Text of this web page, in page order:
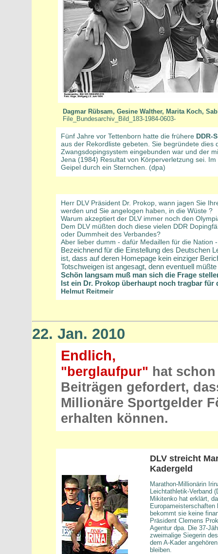
Dagmar Rübsam, Gesine Walther, Marita Koch,
File_Bundesarchiv_Bild_183-1984-0603-
Fünf Jahre vor Tettenborn hatte die frühere DDR-
aus der Rekordliste gebeten. Sie begründete dies
Zwangsdopingsystem eingebunden war und der
Jena (1984) Resultat von Körperverletzung sei.
Geipel durch ein Sternchen. (dpa)
Herr DLV Präsident Dr. Prokop, wann jagen Sie
werden und Sie angelogen haben, in die Wüste ?
Warum akzeptiert der DLV immer noch den
Dem DLV müßten doch diese vielen DDR
oder Dummheit des Verbandes?
Aber lieber dumm - dafür Medaillen für die Nation
Bezeichnend für die Einstellung des Deutschen
ist, dass auf deren Homepage kein einziger
Totschweigen ist angesagt, denn eventuell
Schön langsam muß man sich die Frage
Ist ein Dr. Prokop überhaupt noch tragbar für
Helmut Reitmeir
22. Jan. 2010
Endlich,
"berglaufpur" hat
Beiträgen gefordert,
Millionäre Sportgelder
erhalten können.
DLV streicht
Kadergeld
Marathon-Millionärin
Leichtathletik-Verband
Mikitenko hat erklärt,
bekommt sie keine
Präsident Clemens
Agentur dpa. Die 37-
zweimalige Siegerin
dem A-Kader
bleiben.